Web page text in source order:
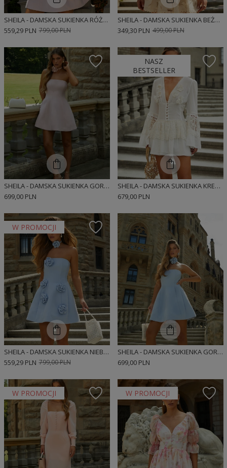
SHEILA - DAMSKA SUKIENKA RÓŻOWA Z RÓŻAMI MINI 'LIVRE'
799,00 PLN
559,29 PLN
SHEILA - DAMSKA SUKIENKA BEŻOWA MINI 'SOLENE'
499,00 PLN
349,30 PLN
SHEILA - DAMSKA SUKIENKA GORSETOWA RÓŻOWA MINI 'CELINE'
699,00 PLN
NASZ
BESTSELLER
SHEILA - DAMSKA SUKIENKA KREMOWA Z KORONKOWYMI TAŚMAMI MINI 'NOIRE'
679,00 PLN
W PROMOCJI
SHEILA - DAMSKA SUKIENKA NIEBIESKA Z RÓŻAMI MINI 'RIVIERA'
799,00 PLN
559,29 PLN
SHEILA - DAMSKA SUKIENKA GORSETOWA NIEBIESKA MINI 'BELLE'
699,00 PLN
W PROMOCJI W PROMOCJI